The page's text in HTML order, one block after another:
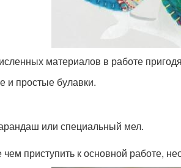
материалов в работе
и простые булавки.
или специальный мел.
приступить к основной работе,